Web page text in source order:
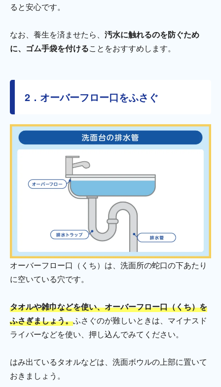
ると安心です。
なお、養生を済ませたら、 汚水に触れるのを防ぐため
に、ゴム手袋を付けることをおすすめします。
2．オーバーフロー口をふさぐ
オーバーフロー口（くち）は、洗面所の蛇口の下あたり
に空いている穴です。
タオルや雑巾などを使い、オーバーフロー口（くち）を
ふさぎましょう。ふさぐのが難しいときは、マイナスド
ライバーなどを使い、押し込んでみてください。
はみ出ているタオルなどは、洗面ボウルの上部に置いて
おきましょう。